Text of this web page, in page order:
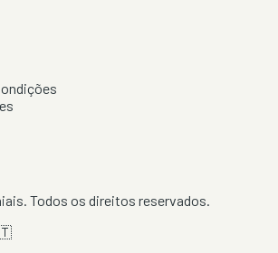
Todos os direitos reservados.